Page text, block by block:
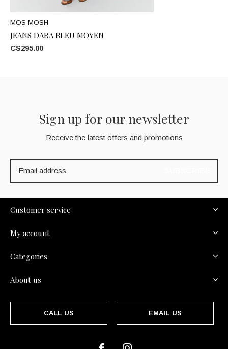
MOS MOSH
JEANS DARA BLEU MOYEN
C$295.00
Sign up for our newsletter
Receive the latest offers and promotions
Customer service
My account
Categories
About us
CALL US EMAIL US